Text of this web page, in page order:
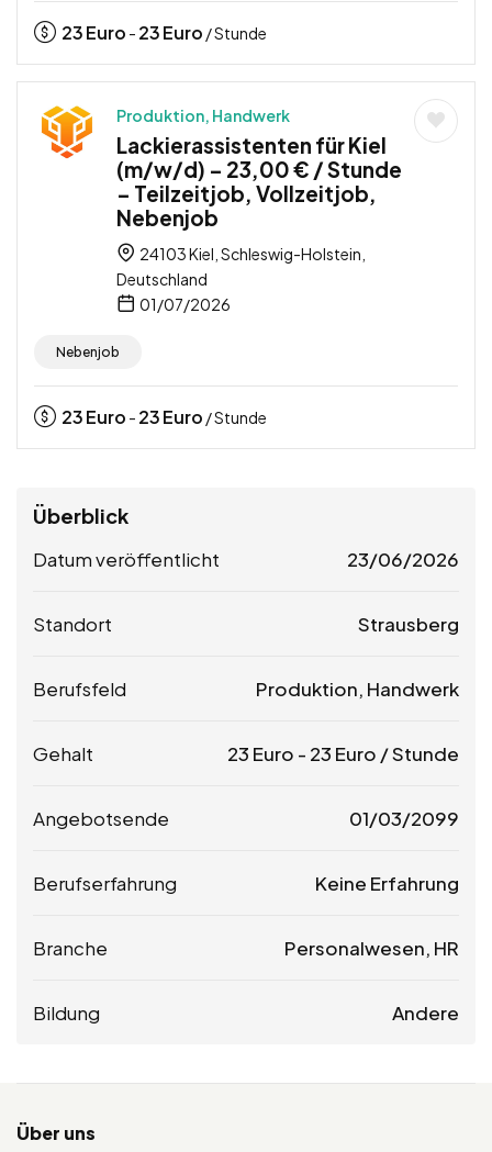
23Euro - 23Euro / Stunde
Produktion, Handwerk
Lackierassistenten für Kiel
(m/w/d) – 23,00 € / Stunde
– Teilzeitjob, Vollzeitjob,
Nebenjob
24103 Kiel, Schleswig-Holstein,
Deutschland
01/07/2026
Nebenjob
23Euro - 23Euro / Stunde
Überblick
Datum veröffentlicht 23/06/2026
Standort Strausberg
Berufsfeld Produktion, Handwerk
Gehalt 23 Euro - 23 Euro / Stunde
Angebotsende 01/03/2099
Berufserfahrung Keine Erfahrung
Branche Personalwesen, HR
Bildung Andere
Über uns